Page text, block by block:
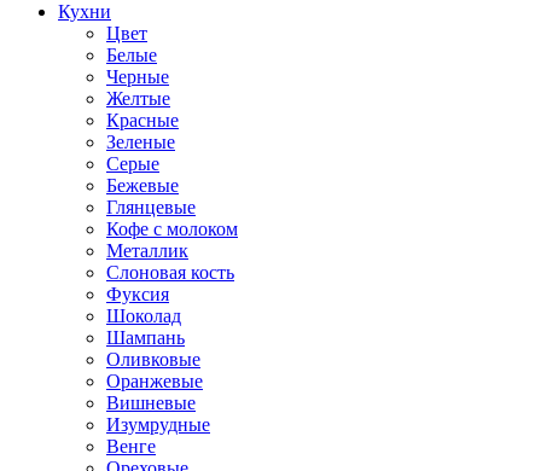
Кухни
Цвет
Белые
Черные
Желтые
Красные
Зеленые
Серые
Бежевые
Глянцевые
Кофе с молоком
Металлик
Слоновая кость
Фуксия
Шоколад
Шампань
Оливковые
Оранжевые
Вишневые
Изумрудные
Венге